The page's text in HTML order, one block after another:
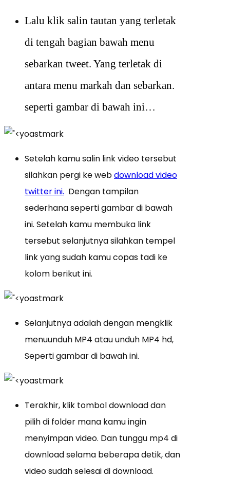
Lalu klik salin tautan yang terletak
di tengah bagian bawah menu
sebarkan tweet. Yang terletak di
antara menu markah dan sebarkan.
seperti gambar di bawah ini…
Setelah kamu salin link video tersebut
silahkan pergi ke webdownload video
twitter ini. Dengan tampilan
sederhana seperti gambar di bawah
ini. Setelah kamu membuka link
tersebut selanjutnya silahkan tempel
link yang sudah kamu copas tadi ke
kolom berikut ini.
Selanjutnya adalah dengan mengklik
menuunduh MP4 atau unduh MP4 hd,
Seperti gambar di bawah ini.
Terakhir, klik tombol download dan
pilih di folder mana kamu ingin
menyimpan video. Dan tunggu mp4 di
download selama beberapa detik, dan
video sudah selesai di download.